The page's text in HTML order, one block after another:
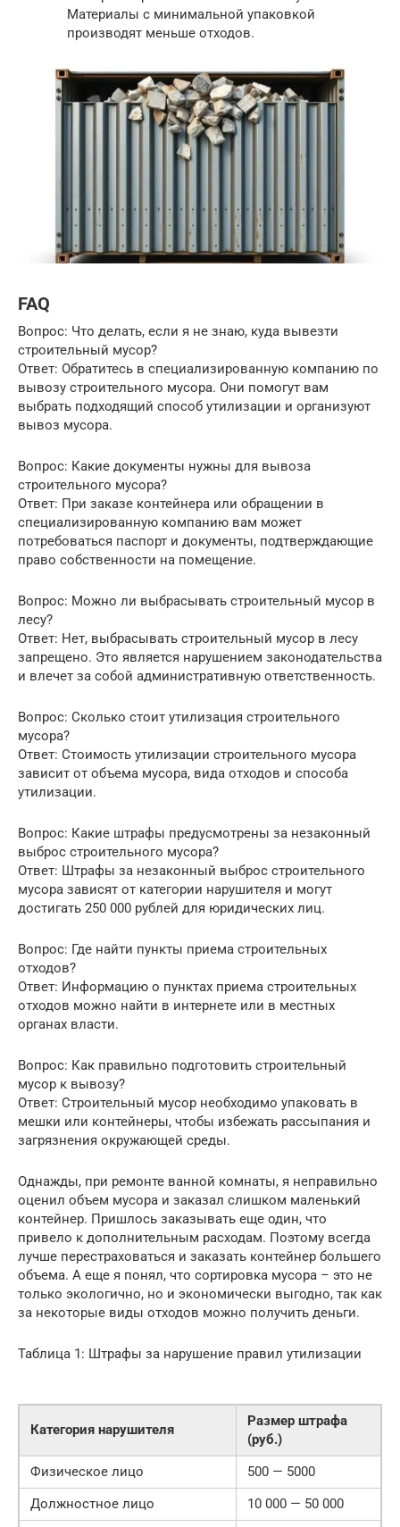
Материалы с минимальной упаковкой
производят меньше отходов.
FAQ
Вопрос: Что делать, если я не знаю, куда вывезти
строительный мусор?
Ответ: Обратитесь в специализированную компанию по
вывозу строительного мусора. Они помогут вам
выбрать подходящий способ утилизации и организуют
вывоз мусора.
Вопрос: Какие документы нужны для вывоза
строительного мусора?
Ответ: При заказе контейнера или обращении в
специализированную компанию вам может
потребоваться паспорт и документы, подтверждающие
право собственности на помещение.
Вопрос: Можно ли выбрасывать строительный мусор в
лесу?
Ответ: Нет, выбрасывать строительный мусор в лесу
запрещено. Это является нарушением законодательства
и влечет за собой административную ответственность.
Вопрос: Сколько стоит утилизация строительного
мусора?
Ответ: Стоимость утилизации строительного мусора
зависит от объема мусора, вида отходов и способа
утилизации.
Вопрос: Какие штрафы предусмотрены за незаконный
выброс строительного мусора?
Ответ: Штрафы за незаконный выброс строительного
мусора зависят от категории нарушителя и могут
достигать 250 000 рублей для юридических лиц.
Вопрос: Где найти пункты приема строительных
отходов?
Ответ: Информацию о пунктах приема строительных
отходов можно найти в интернете или в местных
органах власти.
Вопрос: Как правильно подготовить строительный
мусор к вывозу?
Ответ: Строительный мусор необходимо упаковать в
мешки или контейнеры, чтобы избежать рассыпания и
загрязнения окружающей среды.
Однажды, при ремонте ванной комнаты, я неправильно
оценил объем мусора и заказал слишком маленький
контейнер. Пришлось заказывать еще один, что
привело к дополнительным расходам. Поэтому всегда
лучше перестраховаться и заказать контейнер большего
объема. А еще я понял, что сортировка мусора – это не
только экологично, но и экономически выгодно, так как
за некоторые виды отходов можно получить деньги.
Таблица 1: Штрафы за нарушение правил утилизации
Категория нарушителя
Размер штрафа
(руб.)
Физическое лицо
500 — 5000
Должностное лицо
10 000 — 50 000